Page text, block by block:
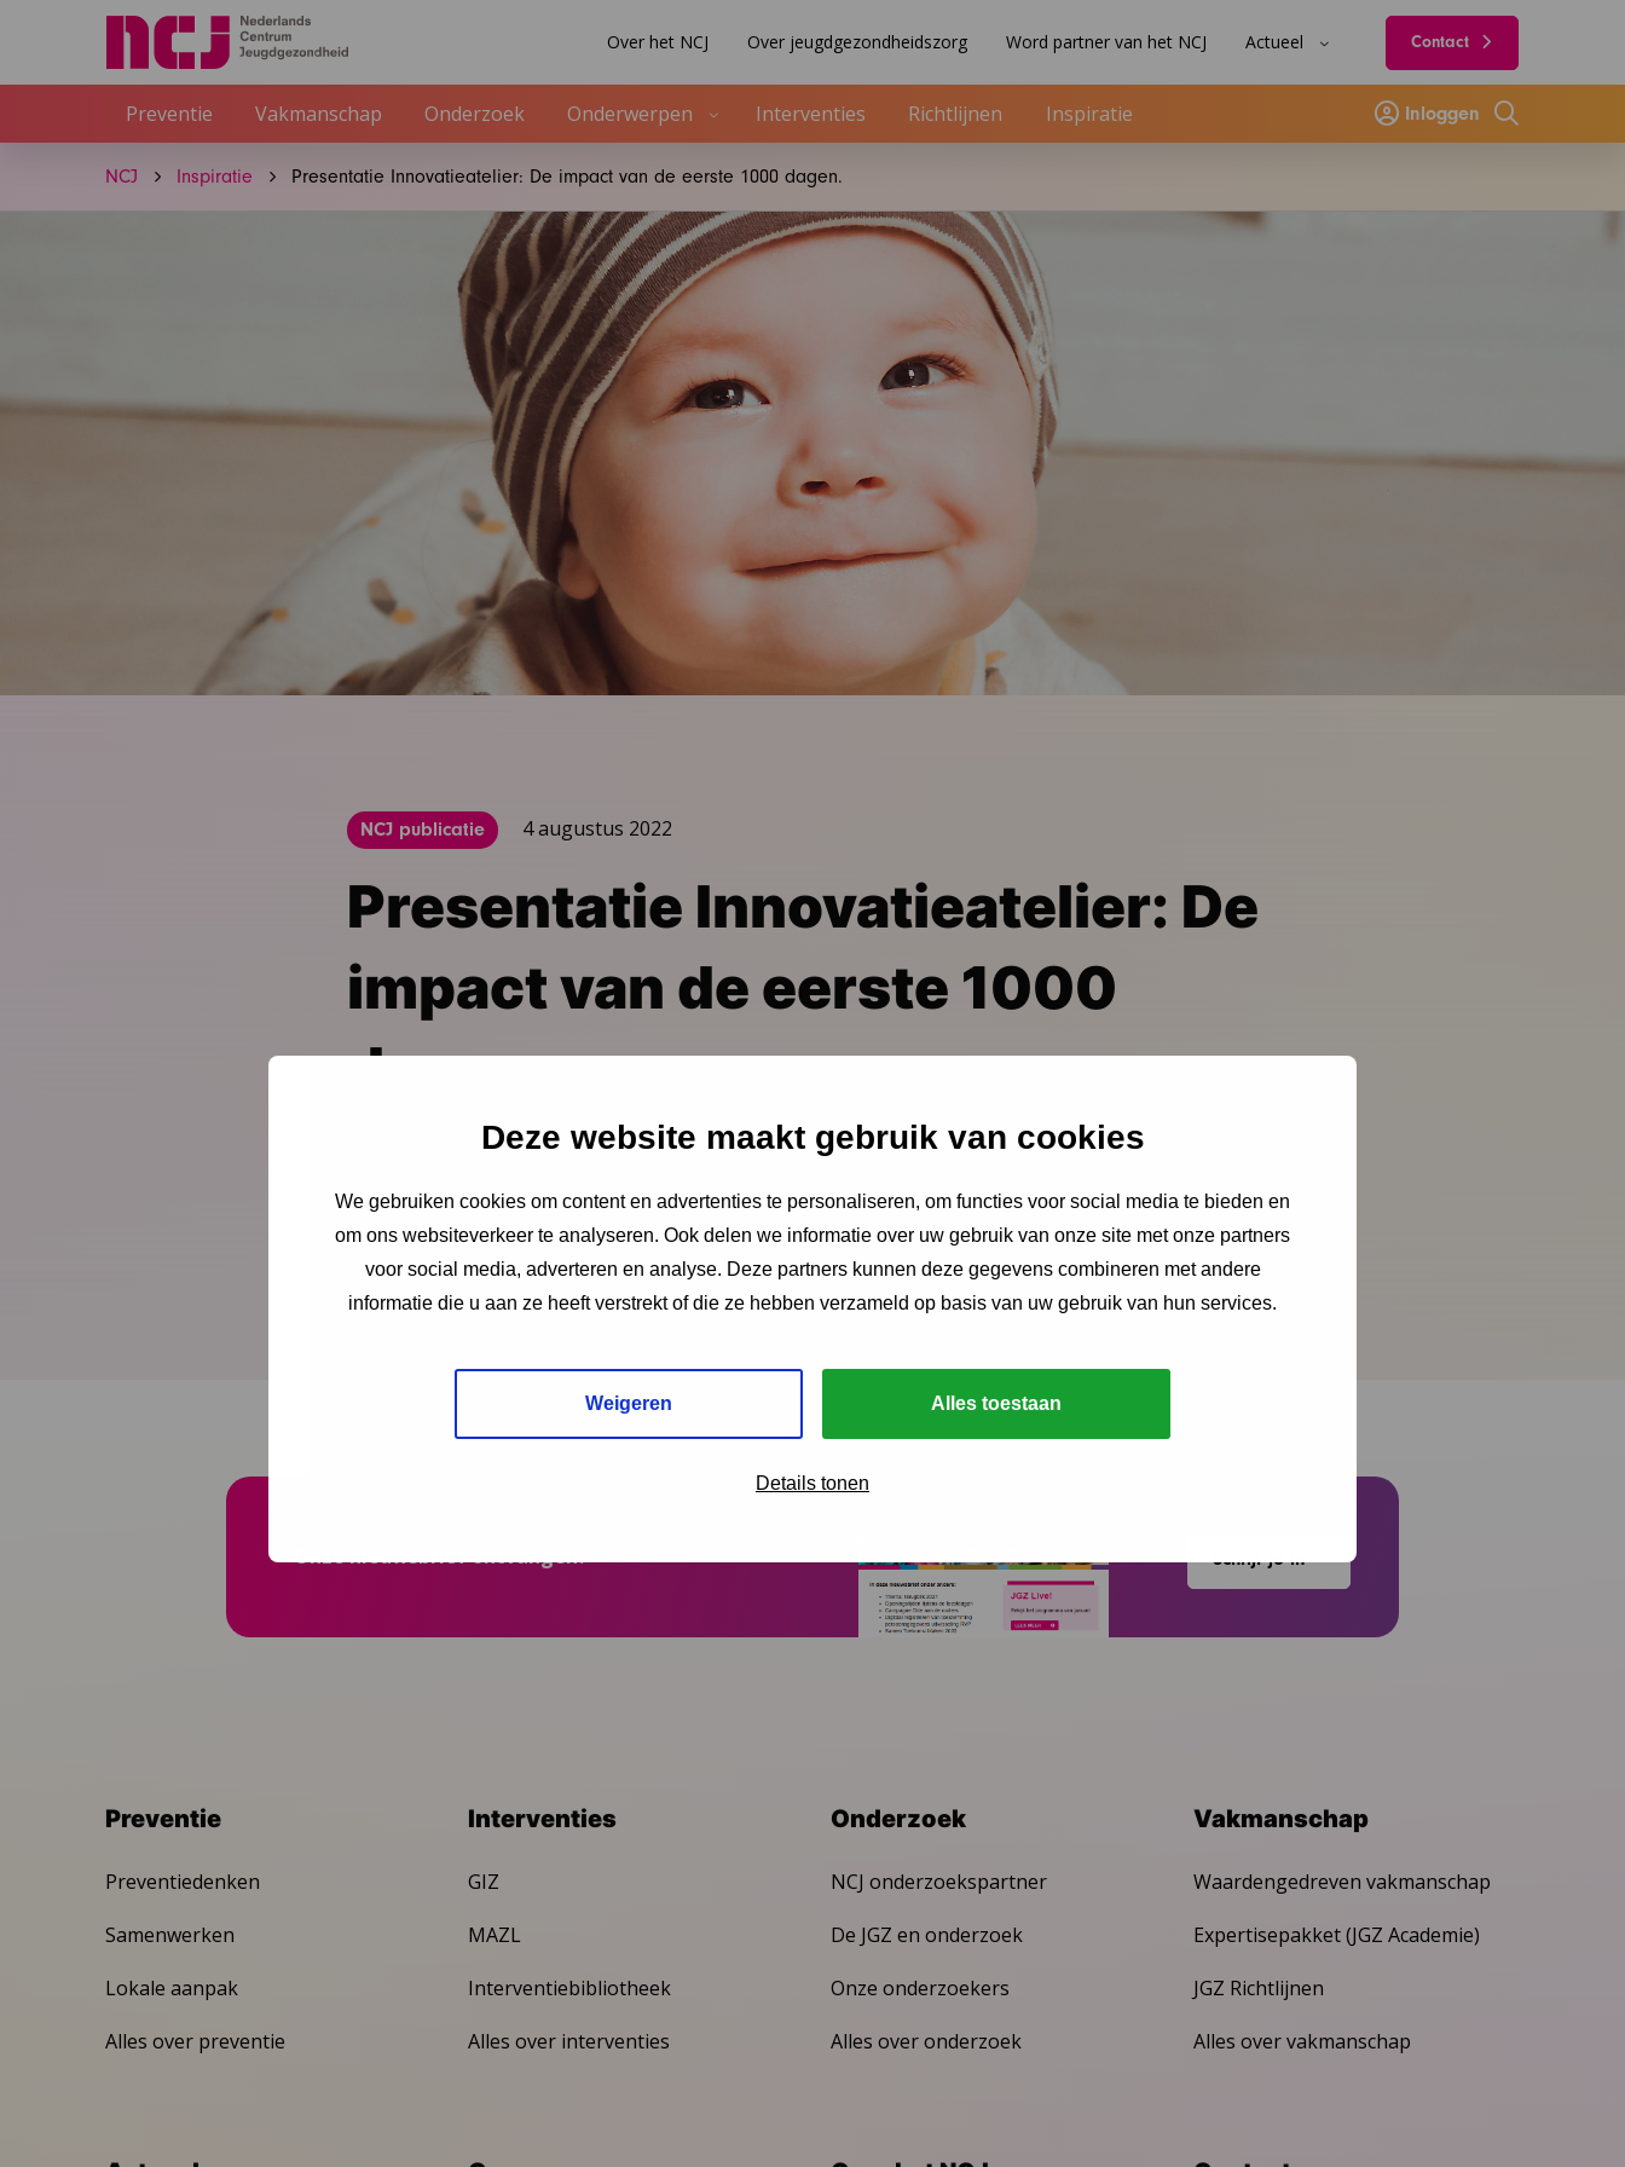
Deze website maakt gebruik van cookies
We gebruiken cookies om content en advertenties te personaliseren, om functies voor social media te bieden en
om ons websiteverkeer te analyseren. Ook delen we informatie over uw gebruik van onze site met onze partners
voor social media, adverteren en analyse. Deze partners kunnen deze gegevens combineren met andere
informatie die u aan ze heeft verstrekt of die ze hebben verzameld op basis van uw gebruik van hun services.
Weigeren Alles toestaan
Details tonen
Over het NCJ Over jeugdgezondheidszorg Word partner van het NCJ Actueel Contact
Preventie Vakmanschap Onderzoek Onderwerpen Interventies Richtlijnen Inspiratie Inloggen
Zoeken
NCJ Inspiratie Presentatie Innovatieatelier: De impact van de eerste 1000 dagen.
NCJ publicatie 4 augustus 2022
Presentatie Innovatieatelier: De
impact van de eerste 1000
dagen.
Download publicatie
Bekijk de presentatie van het Innovatieatelier van november 2020 over de impact van de eerste 1000
dagen op het verdere leven. In dit document maak je kennis met de zes oudersegmenten.
Onze nieuwsbrief ontvangen? Schrijf je in
Preventie
Preventiedenken
Samenwerken
Lokale aanpak
Alles over preventie
Interventies
GIZ
MAZL
Interventiebibliotheek
Alles over interventies
Onderzoek
NCJ onderzoekspartner
De JGZ en onderzoek
Onze onderzoekers
Alles over onderzoek
Vakmanschap
Waardengedreven vakmanschap
Expertisepakket (JGZ Academie)
JGZ Richtlijnen
Alles over vakmanschap